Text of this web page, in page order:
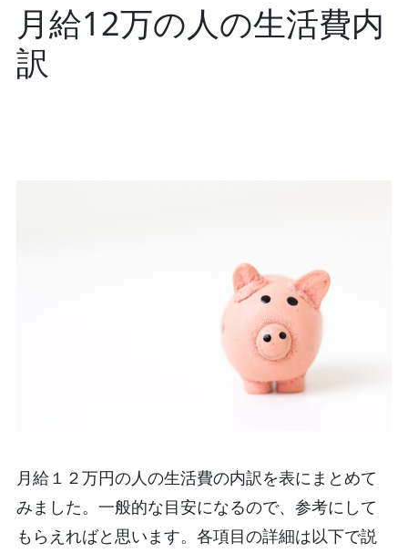
月給12万の人の生活費内
訳
月給１２万円の人の生活費の内訳を表にまとめて
みました。一般的な目安になるので、参考にして
もらえればと思います。各項目の詳細は以下で説